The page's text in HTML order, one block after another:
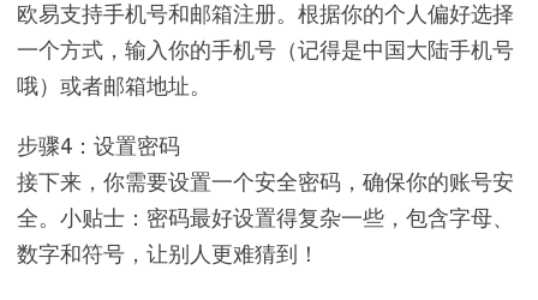
欧易支持手机号和邮箱注册。根据你的个人偏好选择
一个方式，输入你的手机号（记得是中国大陆手机号
哦）或者邮箱地址。
步骤4：设置密码
接下来，你需要设置一个安全密码，确保你的账号安
全。小贴士：密码最好设置得复杂一些，包含字母、
数字和符号，让别人更难猜到！